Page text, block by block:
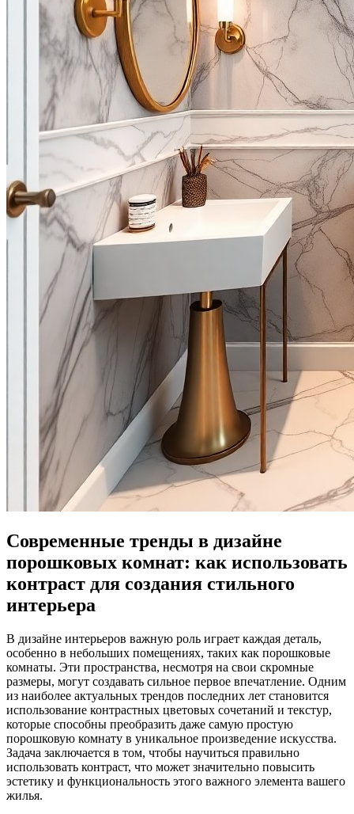
Современные тренды в дизайне
порошковых комнат: как использовать
контраст для создания стильного
интерьера
В дизайне интерьеров важную роль играет каждая деталь,
особенно в небольших помещениях, таких как порошковые
комнаты. Эти пространства, несмотря на свои скромные
размеры, могут создавать сильное первое впечатление. Одним
из наиболее актуальных трендов последних лет становится
использование контрастных цветовых сочетаний и текстур,
которые способны преобразить даже самую простую
порошковую комнату в уникальное произведение искусства.
Задача заключается в том, чтобы научиться правильно
использовать контраст, что может значительно повысить
эстетику и функциональность этого важного элемента вашего
жилья.